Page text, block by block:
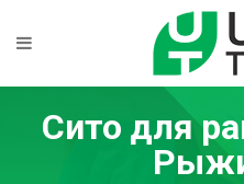
Сито для